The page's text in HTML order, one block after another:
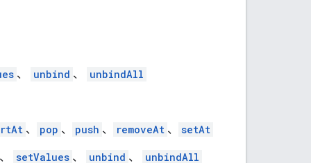
、 unbind 、 unbindAll
、 pop 、 push 、 removeAt 、 setAt
、 setValues 、 unbind 、 unbindAll